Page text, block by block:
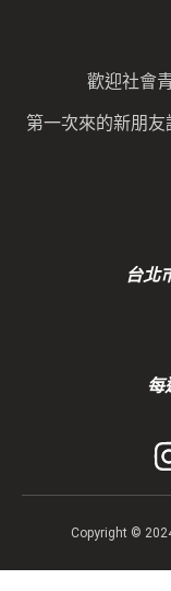
歡迎社會
第一次來的新朋
台北
每
Copyright ©